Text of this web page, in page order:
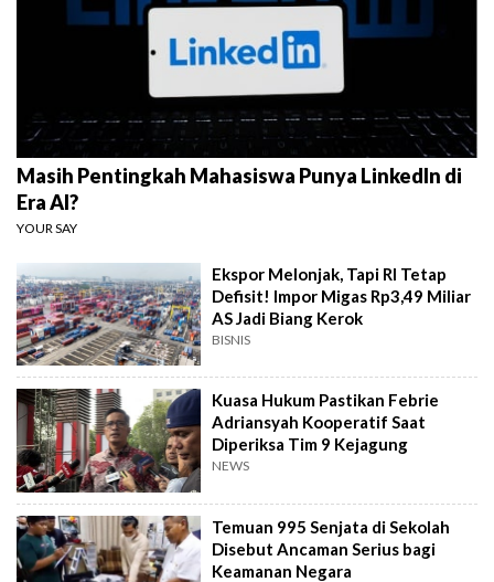
Masih Pentingkah Mahasiswa Punya LinkedIn di
Era AI?
YOUR SAY
Ekspor Melonjak, Tapi RI Tetap
Defisit! Impor Migas Rp3,49 Miliar
AS Jadi Biang Kerok
BISNIS
Kuasa Hukum Pastikan Febrie
Adriansyah Kooperatif Saat
Diperiksa Tim 9 Kejagung
NEWS
Temuan 995 Senjata di Sekolah
Disebut Ancaman Serius bagi
Keamanan Negara